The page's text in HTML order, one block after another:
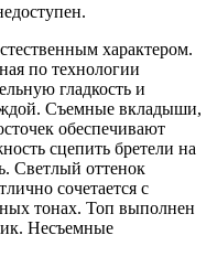
характером.
по технологии
гладкость и
Съемные вкладыши,
обеспечивают
сцепить бретели на
Светлый оттенок
сочетается с
тонах. Топ выполнен
Несъемные